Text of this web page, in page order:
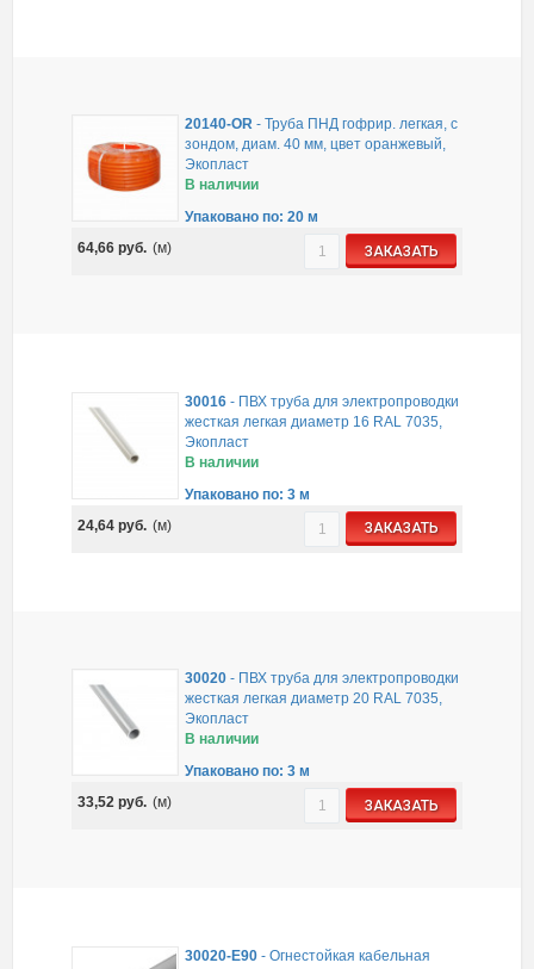
20140-OR- Труба ПНД гофрир. легкая, с
зондом, диам. 40 мм, цвет оранжевый,
Экопласт
В наличии
Упаковано по: 20 м
64,66 руб. (м) ЗАКАЗАТЬ
30016- ПВХ труба для электропроводки
жесткая легкая диаметр 16 RAL 7035,
Экопласт
В наличии
Упаковано по: 3 м
24,64 руб. (м) ЗАКАЗАТЬ
30020- ПВХ труба для электропроводки
жесткая легкая диаметр 20 RAL 7035,
Экопласт
В наличии
Упаковано по: 3 м
33,52 руб. (м) ЗАКАЗАТЬ
30020-E90- Огнестойкая кабельная